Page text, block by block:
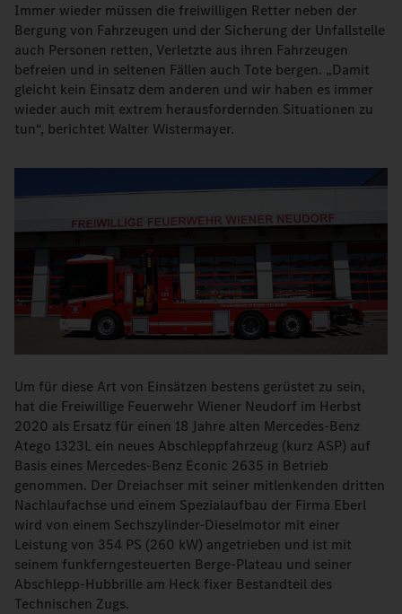
Immer wieder müssen die freiwilligen Retter neben der
Bergung von Fahrzeugen und der Sicherung der Unfallstelle
auch Personen retten, Verletzte aus ihren Fahrzeugen
befreien und in seltenen Fällen auch Tote bergen. „Damit
gleicht kein Einsatz dem anderen und wir haben es immer
wieder auch mit extrem herausfordernden Situationen zu
tun“, berichtet Walter Wistermayer.
Um für diese Art von Einsätzen bestens gerüstet zu sein,
hat die Freiwillige Feuerwehr Wiener Neudorf im Herbst
2020 als Ersatz für einen 18 Jahre alten Mercedes-Benz
Atego 1323L ein neues Abschleppfahrzeug (kurz ASP) auf
Basis eines Mercedes-Benz Econic 2635 in Betrieb
genommen. Der Dreiachser mit seiner mitlenkenden dritten
Nachlaufachse und einem Spezialaufbau der Firma Eberl
wird von einem Sechszylinder-Dieselmotor mit einer
Leistung von 354 PS (260 kW) angetrieben und ist mit
seinem funkferngesteuerten Berge-Plateau und seiner
Abschlepp-Hubbrille am Heck fixer Bestandteil des
Technischen Zugs.